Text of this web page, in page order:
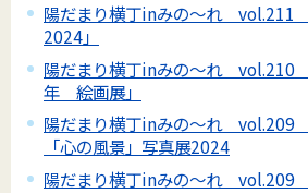
陽だまり横丁inみの～れ vol.211
2024」
陽だまり横丁inみの～れ
年 絵画展」
陽だまり横丁inみの～れ vol.209
「心の風景」写真展2024
陽だまり横丁inみの～れ vol.209